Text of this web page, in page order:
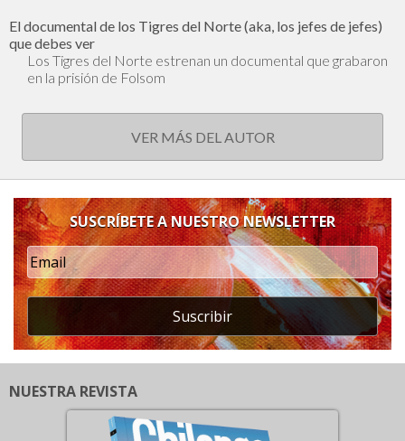
El documental de los Tigres del Norte (aka, los jefes de jefes)
que debes ver
Los Tigres del Norte estrenan un documental que grabaron
en la prisión de Folsom
VER MÁS DEL AUTOR
SUSCRÍBETE A NUESTRO NEWSLETTER
Suscribir
NUESTRA REVISTA